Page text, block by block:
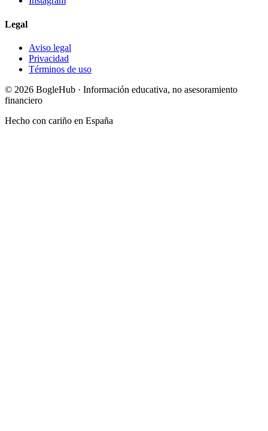
Legal
Aviso legal
Privacidad
Términos de uso
© 2026 BogleHub · Información educativa, no asesoramiento
financiero
Hecho con cariño en España